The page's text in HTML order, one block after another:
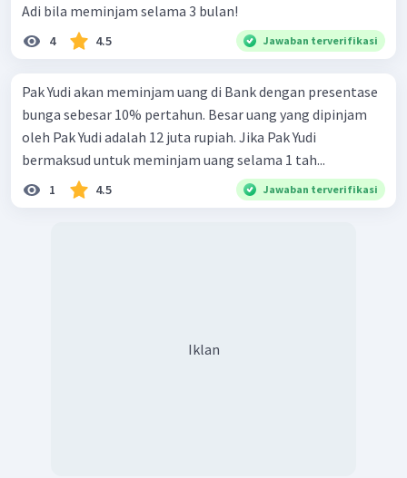
Adi bila meminjam selama 3 bulan!
4 4.5 Jawaban terverifikasi
Pak Yudi akan meminjam uang di Bank dengan presentase
bunga sebesar 10% pertahun. Besar uang yang dipinjam
oleh Pak Yudi adalah 12 juta rupiah. Jika Pak Yudi
bermaksud untuk meminjam uang selama 1 tah...
1 4.5 Jawaban terverifikasi
Iklan